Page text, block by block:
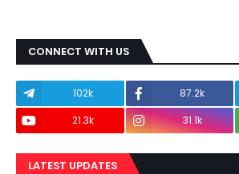
CONNECT WITH US
102k 87.2k
21.3k
31.1k
LATEST UPDATES